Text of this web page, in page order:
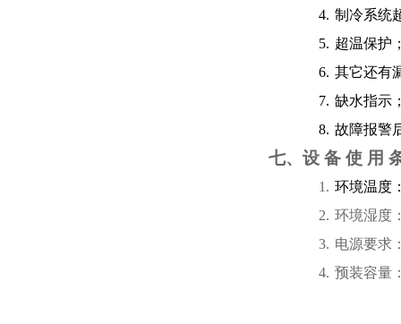
4. 制冷系统
5. 超温保护
6. 其它还有
7. 缺水指示
8. 故障报警
七、设 备 使 用
1. 环境温度
2. 环境湿度
3. 电源要求
4. 预装容量